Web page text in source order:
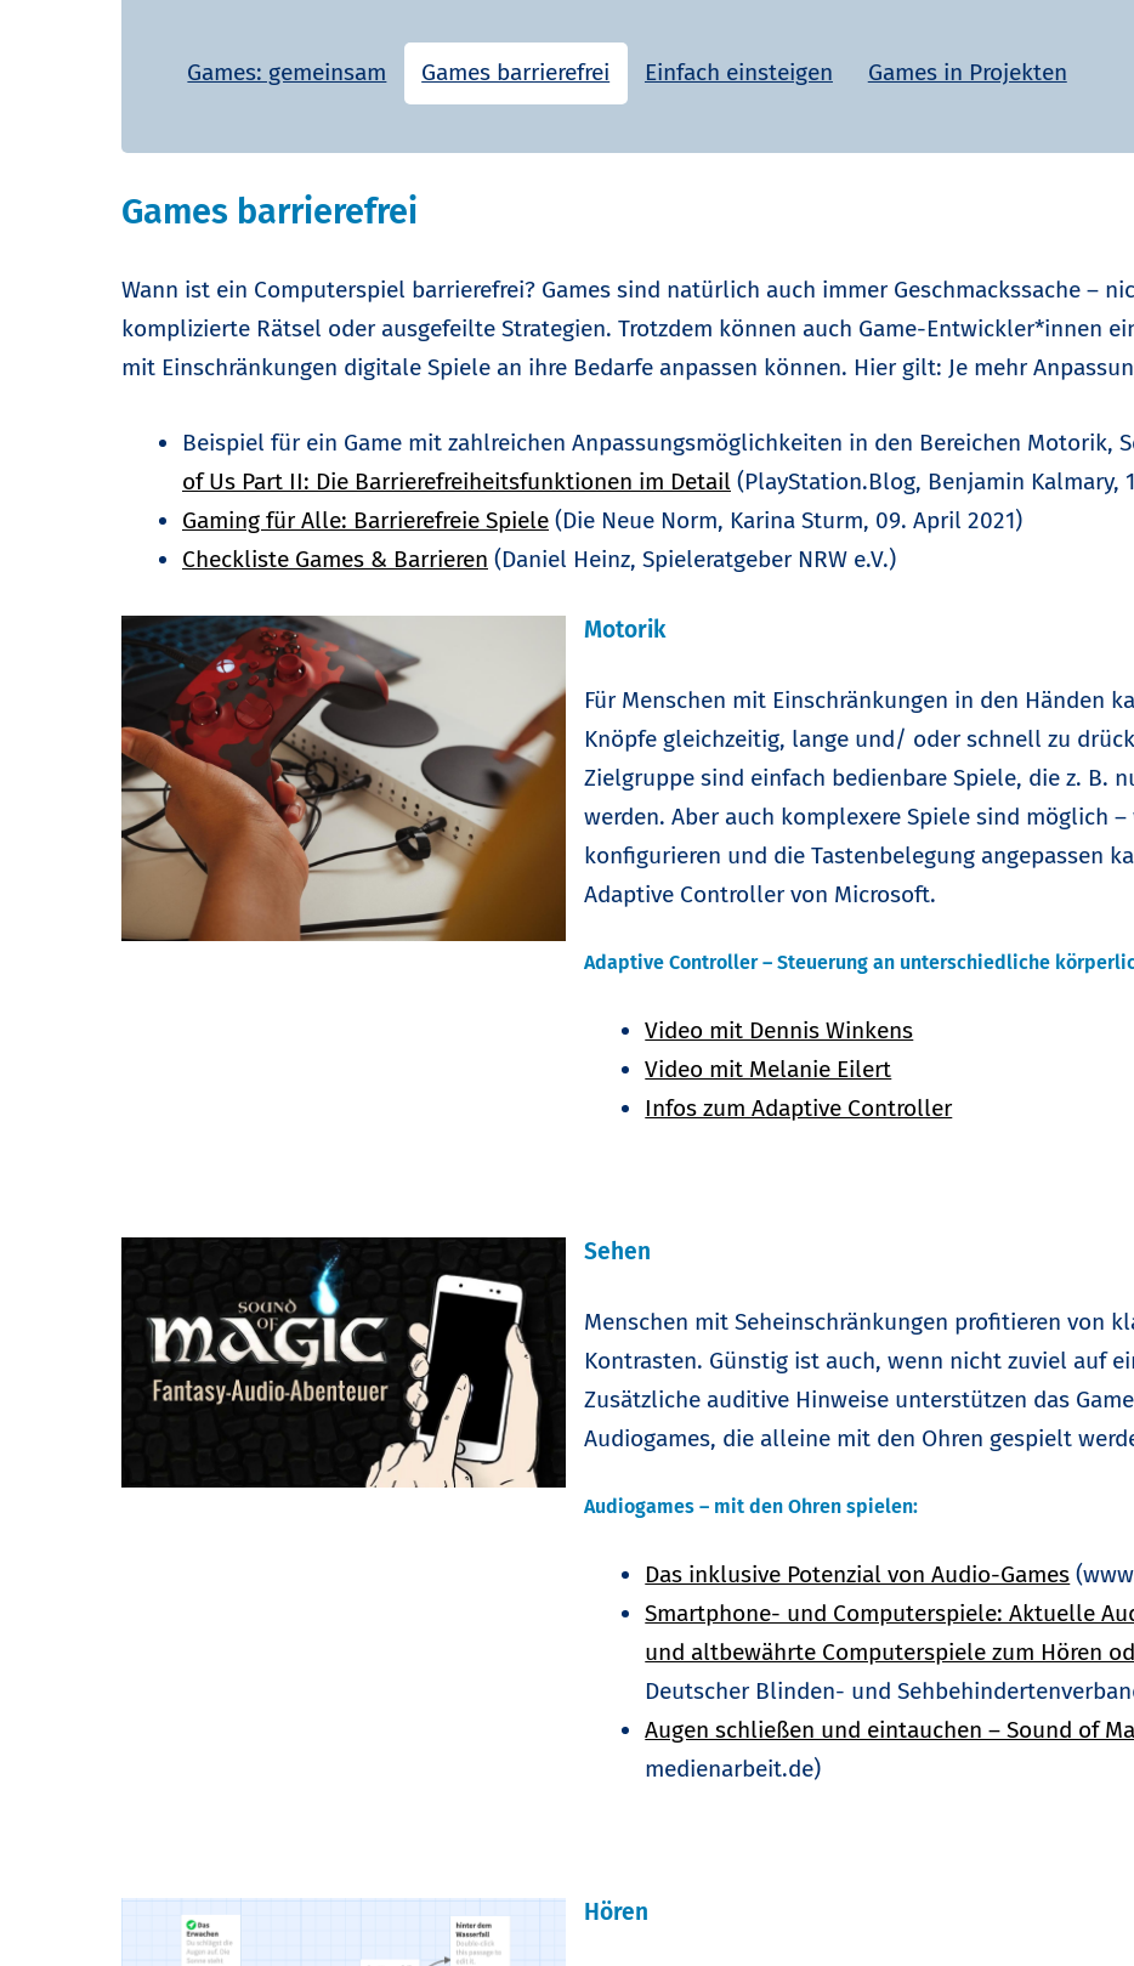
Games: gemeinsam Games barrierefrei Einfach einsteigen Games in Projekten
Games barrierefrei
Wann ist ein Computerspiel barrierefrei? Games sind natürlich auch immer Geschmackssache –
komplizierte Rätsel oder ausgefeilte Strategien. Trotzdem können auch Game-Entwickler*innen
mit Einschränkungen digitale Spiele an ihre Bedarfe anpassen können. Hier gilt: Je mehr
Beispiel für ein Game mit zahlreichen Anpassungsmöglichkeiten in den Bereichen Motorik,
of Us Part II: Die Barrierefreiheitsfunktionen im Detail (PlayStation.Blog, Benjamin Kalmary,
Gaming für Alle: Barrierefreie Spiele (Die Neue Norm, Karina Sturm, 09. April 2021)
Checkliste Games & Barrieren (Daniel Heinz, Spieleratgeber NRW e.V.)
Motorik
Für Menschen mit Einschränkungen in den Händen
Knöpfe gleichzeitig, lange und/ oder schnell zu
Zielgruppe sind einfach bedienbare Spiele, die z. B.
werden. Aber auch komplexere Spiele sind möglich
konfigurieren und die Tastenbelegung angepassen
Adaptive Controller von Microsoft.
Adaptive Controller – Steuerung an unterschiedliche
Video mit Dennis Winkens
Video mit Melanie Eilert
Infos zum Adaptive Controller
Sehen
Menschen mit Seheinschränkungen profitieren von
Kontrasten. Günstig ist auch, wenn nicht zuviel auf
Zusätzliche auditive Hinweise unterstützen das
Audiogames, die alleine mit den Ohren gespielt
Audiogames – mit den Ohren spielen:
Das inklusive Potenzial von Audio-Games
Smartphone- und Computerspiele: Aktuelle
und altbewährte Computerspiele zum Hören
Deutscher Blinden- und
Augen schließen und eintauchen – Sound of
medienarbeit.de)
Hören